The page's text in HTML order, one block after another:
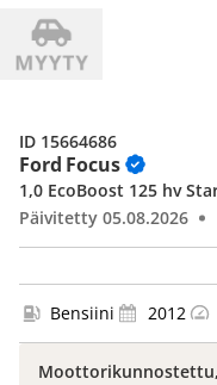
Ford Focus
1,0 EcoBoost 125 hv
Päivitetty 05.08.2026
ID 15664686
Bensiini 2012